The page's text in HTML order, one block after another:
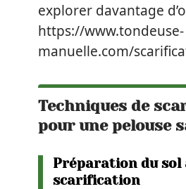
explorer davantage
https://www.tondeuse-
manuelle.com/
Techniques de
pour une pelouse
Préparation du sol
scarification